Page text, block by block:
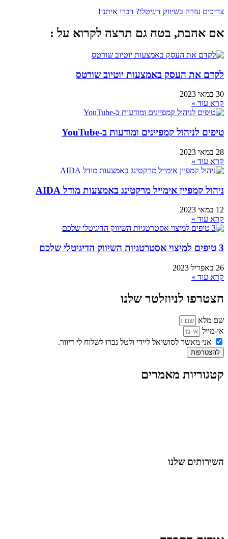
צריכים עזרה בשיווק דיגיטלי? דברו איתנו!
אם אהבת, בטח גם תרצה לקרוא על :
לקדם את העסק באמצעות יוטיוב שורטס
30 במאי 2023
קרא עוד »
טיפים לניהול קמפיינים ומודעות ב-YouTube
28 במאי 2023
קרא עוד »
ניהול קמפיין אימייל מרקטינג באמצעות מודל AIDA
12 במאי 2023
קרא עוד »
3 טיפים למיצוי אסטרטגיות השיווק הדיגיטלי שלכם
26 באפריל 2023
קרא עוד »
הצטרפו לניוזלטר שלנו
שם מלא
אי-מייל
אני מאשר לסושיאל ליידי ולטל נברו לשלוח לי דיוור.
להצטרפות
קטגוריות מאמרים
השירותים שלנו